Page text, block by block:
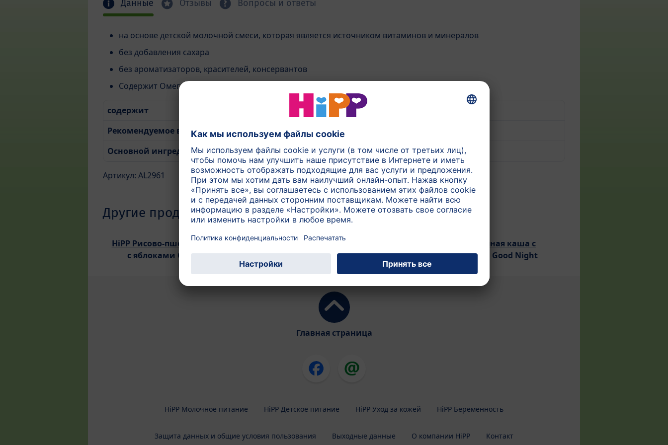
Данные
Отзывы Вопросы и ответы
на основе детской молочной смеси, которая является источником витаминов и минералов
без добавления сахара
без ароматизаторов, красителей, консервантов
Содержит Омега-3 жирные кислоты Дополнительную информацию смо
содержит
Рекомендуемое время кормления
Основной ингредиент
Банан, Молоко
Артикул: AL2961
Другие продукты этой категории
HiPP Рисово-пшеничная каша
с яблоками Good Night
Органическая молочная каша
с печеньем
HiPP Овсяная каша с
яблоками Good Night
Главная страница
HiPP Молочное питание HiPP Детское питание HiPP Уход за кожей HiPP Беременность
Защита данных и общие условия пользования Выходные данные О компании HiPP Контакт